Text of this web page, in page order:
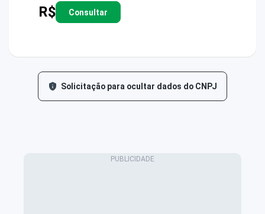
R$ Consultar
Solicitação para ocultar dados do CNPJ